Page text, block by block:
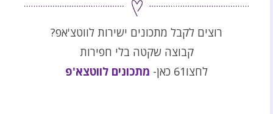
רוצים לקבל מתכונים ישירות לווטצ'אפ?
קבוצה שקטה בלי חפירות
לחצו61 כאן-
מתכונים לווטצא'פ